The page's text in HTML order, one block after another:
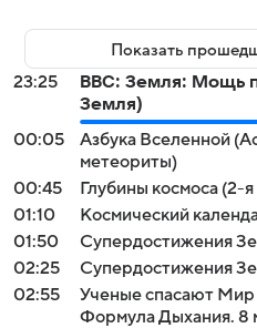
Показать
23:25
BBC: Земля: Мощь
Земля)
00:05
Азбука Вселенной
метеориты)
00:45
Глубины космоса (2-
01:10
Космический
01:50
Супердостижения
02:25
Супердостижения
02:55
Ученые спасают Мир
Формула Дыхания. 8